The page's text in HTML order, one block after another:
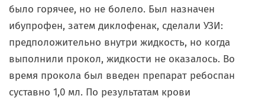
было горячее, но не болело. Был назначен
ибупрофен, затем диклофенак, сделали УЗИ:
предположительно внутри жидкость, но когда
выполнили прокол, жидкости не оказалось. Во
время прокола был введен препарат ребоспан
суставно 1,0 мл. По результатам крови